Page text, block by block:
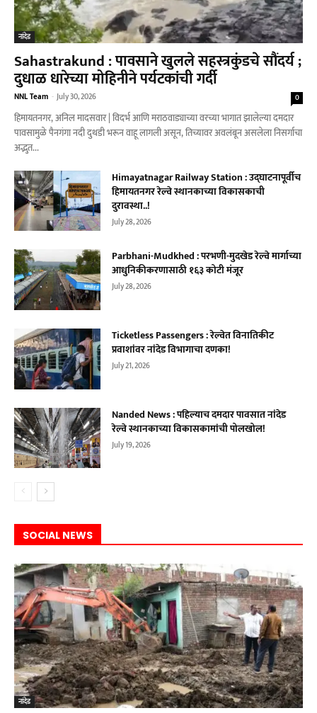
नांदेड
Sahastrakund : पावसाने खुलले सहस्त्रकुंडचे सौंदर्य ;
दुधाळ धारेच्या मोहिनीने पर्यटकांची गर्दी
NNL Team - July 30, 2026 0
हिमायतनगर, अनिल मादसवार | विदर्भ आणि मराठवाड्याच्या वरच्या भागात झालेल्या दमदार
पावसामुळे पैनगंगा नदी दुथडी भरून वाहू लागली असून, तिच्यावर अवलंबून असलेला निसर्गाचा
अद्भुत...
Himayatnagar Railway Station : उद्घाटनापूर्वीच
हिमायतनगर रेल्वे स्थानकाच्या विकासकाची
दुरावस्था..!
July 28, 2026
Parbhani-Mudkhed : परभणी-मुदखेड रेल्वे मार्गाच्या
आधुनिकीकरणासाठी १६३ कोटी मंजूर
July 28, 2026
Ticketless Passengers : रेल्वेत विनातिकीट
प्रवाशांवर नांदेड विभागाचा दणका!
July 21, 2026
Nanded News : पहिल्याच दमदार पावसात नांदेड
रेल्वे स्थानकाच्या विकासकामांची पोलखोल!
July 19, 2026
SOCIAL NEWS
नांदेड